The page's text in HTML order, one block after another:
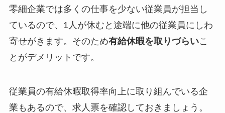
零細企業では多くの仕事を少ない従業員が担当し
ているので、1人が休むと途端に他の従業員にしわ
寄せがきます。そのため有給休暇を取りづらいこ
とがデメリットです。
従業員の有給休暇取得率向上に取り組んでいる企
業もあるので、求人票を確認しておきましょう。